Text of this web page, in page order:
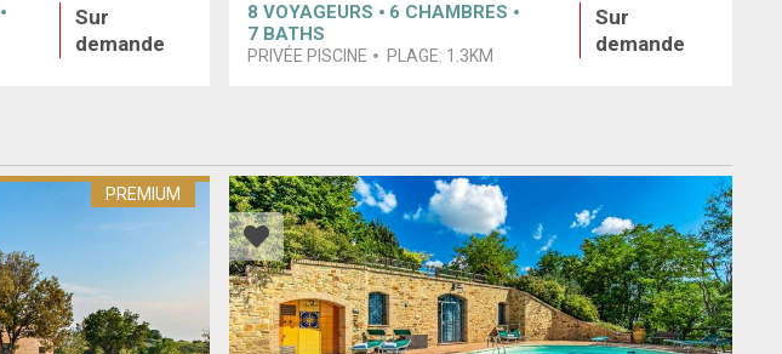
Sur
demande
8 VOYAGEURS 6 CHAMBRES
7 BATHS
PRIVÉE PISCINE PLAGE: 1.3KM
Sur
demande
PREMIUM